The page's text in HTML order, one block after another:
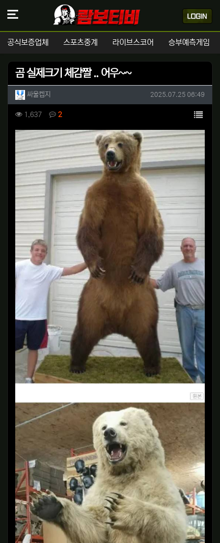
공식보증업체 스포츠중계 라이브스코어 승부예측게임
곰 실제크기 체감짤 .. 어우~~
작성자 정보
싸울켑지 작성일
2025.07.25 06:49
컨텐츠 정보
1,637조회 2댓글 목록
본문